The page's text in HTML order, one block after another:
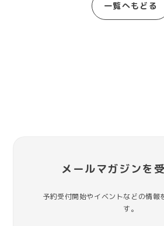
一覧へもどる
メールマガジンを
予約受付開始やイベントなどの情報
す。